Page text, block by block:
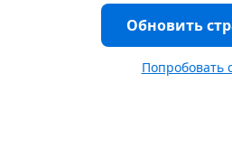
Обновить
Попробовать